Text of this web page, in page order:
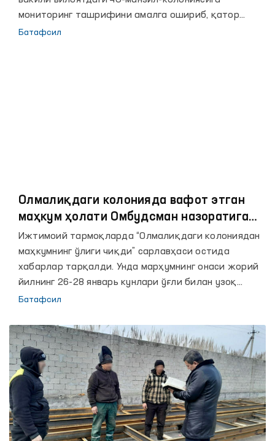
мониторинг ташрифини амалга ошириб, қатор
камчиликларни аниқлаган эди.
Батафсил
Олмалиқдаги колонияда вафот этган
маҳкум ҳолати Омбудсман назоратига
олинди
Ижтимоий тармоқларда “Олмалиқдаги колониядан
маҳкумнинг ўлиги чиқди” сарлавҳаси остида
хабарлар тарқалди. Унда марҳумнинг онаси жорий
йилнинг 26-28 январь кунлари ўғли билан узоқ
муддатли учрашувда бўлгани ва у соғлиғи бўйича
Батафсил